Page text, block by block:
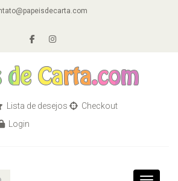
Lista de desejos
Checkout
Login